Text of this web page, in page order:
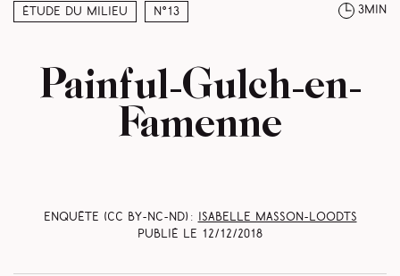
Étude du milieu N°13 3min
Painful-Gulch-en-
Famenne
Enquête (CC BY-NC-ND) :
Isabelle Masson-Loodts
Publié le 12/12/2018